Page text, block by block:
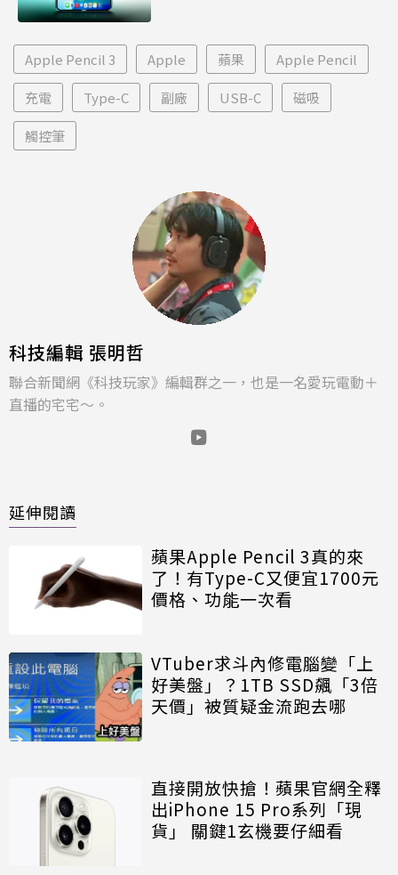
Apple Pencil 3 Apple 蘋果 Apple Pencil
充電 Type-C 副廠 USB-C 磁吸
觸控筆
科技編輯 張明哲
聯合新聞網《科技玩家》編輯群之一，也是一名愛玩電動＋
直播的宅宅～。
延伸閱讀
蘋果Apple Pencil 3真的來
了！有Type-C又便宜1700元
價格、功能一次看
VTuber求斗內修電腦變「上
好美盤」？1TB SSD飆「3倍
天價」被質疑金流跑去哪
直接開放快搶！蘋果官網全釋
出iPhone 15 Pro系列「現
貨」 關鍵1玄機要仔細看